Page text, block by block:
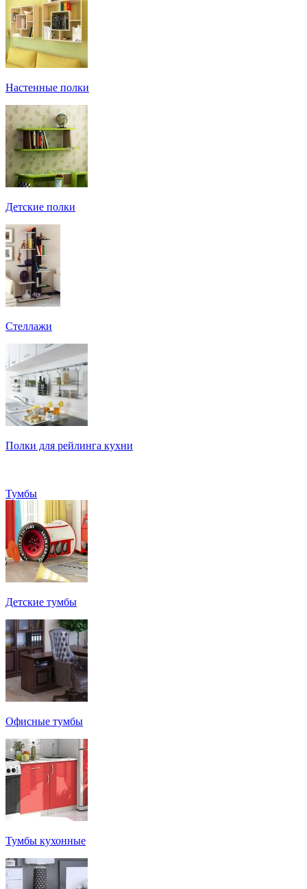
Настенные полки
Детские полки
Стеллажи
Полки для рейлинга кухни
Тумбы
Детские тумбы
Офисные тумбы
Тумбы кухонные